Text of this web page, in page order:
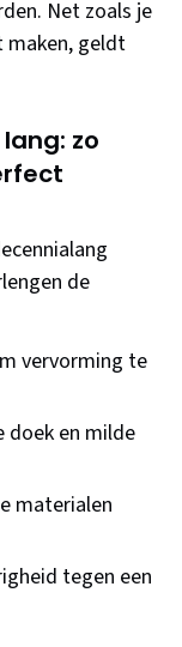
Net zoals je
maken, geldt
zo
de
vervorming te
doek en milde
materialen
tegen een